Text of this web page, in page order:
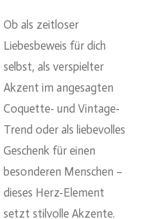
Ob als zeitloser
Liebesbeweis für dich
selbst, als verspielter
Akzent im angesagten
Coquette- und Vintage-
Trend oder als liebevolles
Geschenk für einen
besonderen Menschen –
dieses Herz-Element
setzt stilvolle Akzente.